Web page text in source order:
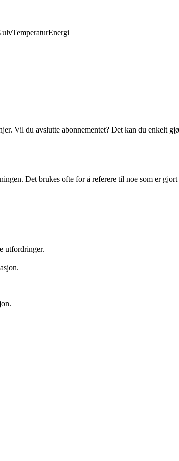
TemperaturEnergi
Vil du avslutte abonnementet? Det kan du enkelt
Det brukes ofte for å referere til noe som er
utfordringer.